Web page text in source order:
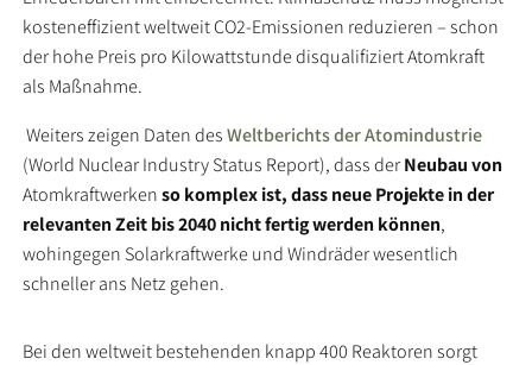
kosteneffizient weltweit CO2-Emissionen reduzieren – schon
der hohe Preis pro Kilowattstunde disqualifiziert Atomkraft
als Maßnahme.
Weiters zeigen Daten desWeltberichts der Atomindustrie
(World Nuclear Industry Status Report), dass derNeubau von
Atomkraftwerkenso komplex ist, dass neue Projekte in der
relevanten Zeit bis 2040 nicht fertig werden können,
wohingegen Solarkraftwerke und Windräder wesentlich
schneller ans Netz gehen.
Bei den weltweit bestehenden knapp 400 Reaktoren sorgt